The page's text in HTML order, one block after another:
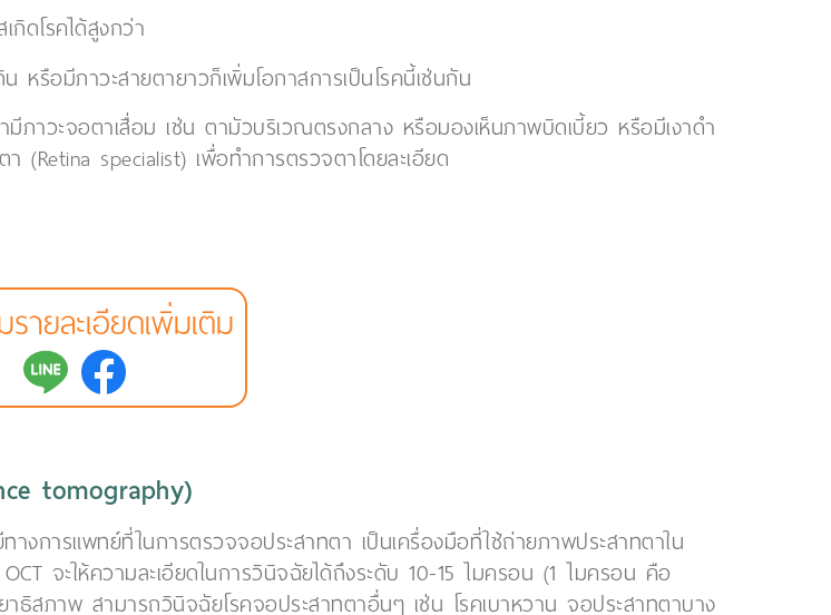
ดโรคได้สูงกว่า
รือมีภาวะสายตายาวก็เพิ่มโอกาสการเป็นโรคนี้เช่นกัน
าวะจอตาเสื่อม เช่น ตามัวบริเวณตรงกลาง หรือมองเห็นภาพบิดเบี้ยว หรือมีเงาดำ
specialist) เพื่อทำการตรวจตาโดยละเอียด
ายละเอียดเพิ่มเติม
tomography)
างการแพทย์ที่ในการตรวจจอประสาทตา เป็นเครื่องมือที่ใช้ถ่ายภาพประสาทตาใน
จะให้ความละเอียดในการวินิจฉัยได้ถึงระดับ 10-15 ไมครอน (1 ไมครอน คือ
ธิสภาพ สามารถวินิจฉัยโรคจอประสาทตาอื่นๆ เช่น โรคเบาหวาน จอประสาทตาบาง